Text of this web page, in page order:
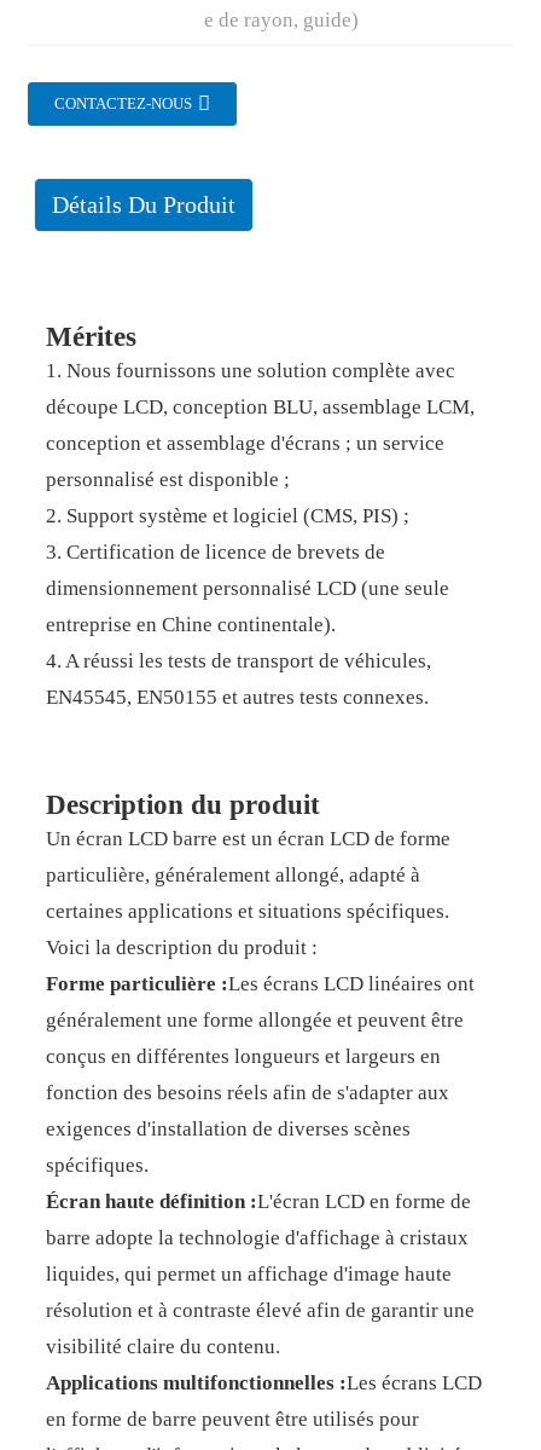
e de rayon, guide)
CONTACTEZ-NOUS
Détails Du Produit
Mérites
1. Nous fournissons une solution complète avec
découpe LCD, conception BLU, assemblage LCM,
conception et assemblage d'écrans ; un service
personnalisé est disponible ;
2. Support système et logiciel (CMS, PIS) ;
3. Certification de licence de brevets de
dimensionnement personnalisé LCD (une seule
entreprise en Chine continentale).
4. A réussi les tests de transport de véhicules,
EN45545, EN50155 et autres tests connexes.
Description du produit
Un écran LCD barre est un écran LCD de forme
particulière, généralement allongé, adapté à
certaines applications et situations spécifiques.
Voici la description du produit :
Forme particulière :Les écrans LCD linéaires ont
généralement une forme allongée et peuvent être
conçus en différentes longueurs et largeurs en
fonction des besoins réels afin de s'adapter aux
exigences d'installation de diverses scènes
spécifiques.
Écran haute définition :L'écran LCD en forme de
barre adopte la technologie d'affichage à cristaux
liquides, qui permet un affichage d'image haute
résolution et à contraste élevé afin de garantir une
visibilité claire du contenu.
Applications multifonctionnelles :Les écrans LCD
en forme de barre peuvent être utilisés pour